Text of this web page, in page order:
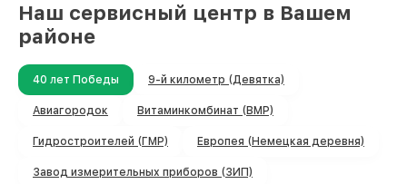
Наш сервисный центр в Вашем
районе
40 лет Победы 9-й километр (Девятка)
Авиагородок Витаминкомбинат (ВМР)
Гидростроителей (ГМР) Европея (Немецкая деревня)
Завод измерительных приборов (ЗИП)